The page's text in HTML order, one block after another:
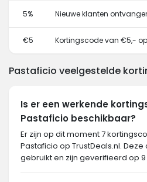
5% Nieuwe klanten
€5 Kortingscode van €5,-
Pastaficio veelgestelde
Is er een werkende
Pastaficio beschikbaar?
Er zijn op dit moment 7
Pastaficio op TrustDeals.nl.
gebruikt en zijn geverifieerd op 9